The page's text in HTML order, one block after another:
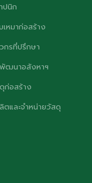
ปนิก
เหมาก่อสร้าง
กรที่ปรึกษา
ฒนาอสังหาฯ
ก่อสร้าง
ตและจำหน่ายวัสดุ